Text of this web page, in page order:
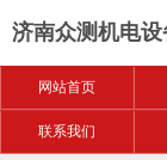
济南众测机电设
网站首页
联系我们